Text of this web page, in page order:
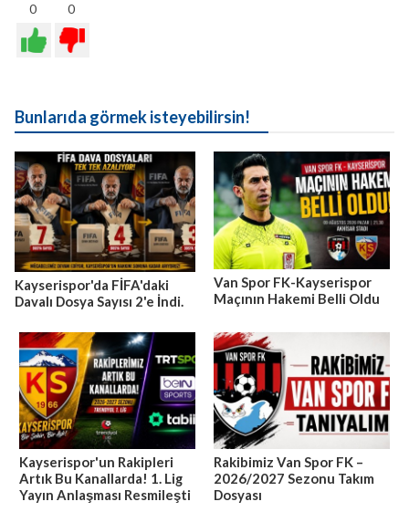
0 0
Bunlarıda görmek isteyebilirsin!
Kayserispor'da FİFA'daki
Davalı Dosya Sayısı 2'e İndi.
Van Spor FK-Kayserispor
Maçının Hakemi Belli Oldu
Kayserispor'un Rakipleri
Artık Bu Kanallarda! 1. Lig
Yayın Anlaşması Resmileşti
Rakibimiz Van Spor FK –
2026/2027 Sezonu Takım
Dosyası